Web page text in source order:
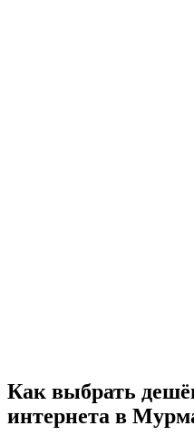
Как выбрать
интернета в